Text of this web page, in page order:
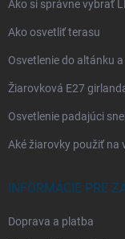
Ako si správne vybrať
Ako osvetliť terasu
Osvetlenie do altánku
Žiarovková E27
Osvetlenie padajúci
Aké žiarovky použiť na
INFORMÁCIE PRE
Doprava a platba